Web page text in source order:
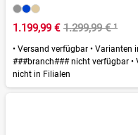
1.199,99 € 1.299,99 €¹
• Versand verfügbar • Varianten
###branch### nicht verfügbar •
nicht in Filialen